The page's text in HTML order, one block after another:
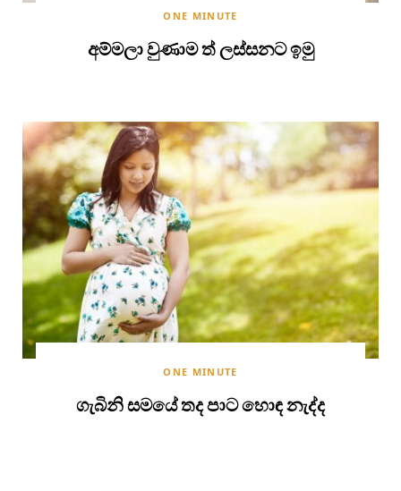
ONE MINUTE
අම්මලා වුණාම ත් ලස්සනට ඉමු
ONE MINUTE
ගැබිනි සමයේ තද පාට හොඳ නැද්ද